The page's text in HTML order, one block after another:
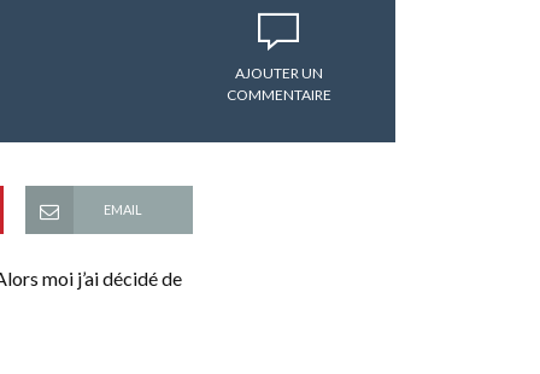
AJOUTER UN
COMMENTAIRE
EMAIL
moi j’ai décidé de